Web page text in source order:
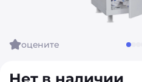
оцените